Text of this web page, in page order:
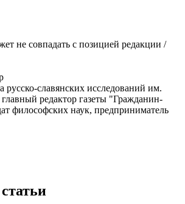
не совпадать с позицией редакции /
русско-славянских исследований им.
редактор газеты "Гражданин-
философских наук, предприниматель